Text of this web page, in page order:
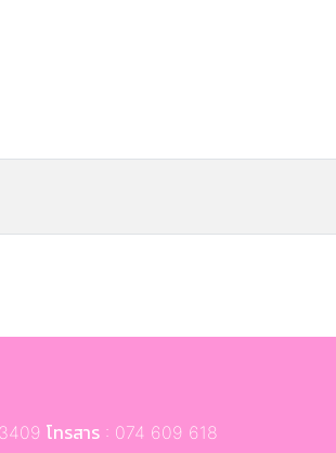
โทรสาร : 074 609 618